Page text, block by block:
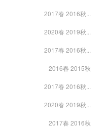
2017春 2016秋...
2020春 2019秋...
2017春 2016秋...
2016春 2015秋
2017春 2016秋...
2020春 2019秋...
2017春 2016秋